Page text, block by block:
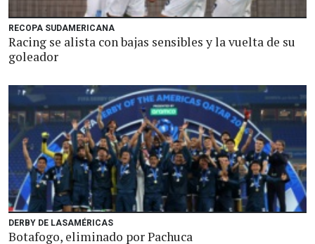
RECOPA SUDAMERICANA
Racing se alista con bajas sensibles y la vuelta de su
goleador
DERBY DE LASAMÉRICAS
Botafogo, eliminado por Pachuca